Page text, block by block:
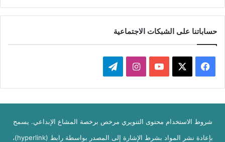
حساباتنا على الشبكات الاجتماعية
فيسبوك ‫YouTubeانستقرامتيلقرام
شروط الاستخدام محتوى التنويري مرخص برخصة المشاع الإبداعي. يسمح
بإعادة نشر المواد بشرط الإشارة إلى المصدر بواسطة رابط (hyperlink)،